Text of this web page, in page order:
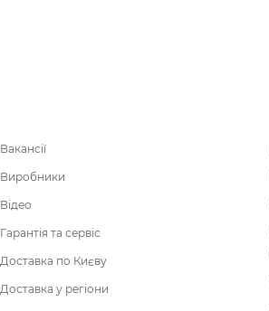
Вакансії
Виробники
Відео
Гарантія та сервіс
Доставка по Києву
Доставка у регіони